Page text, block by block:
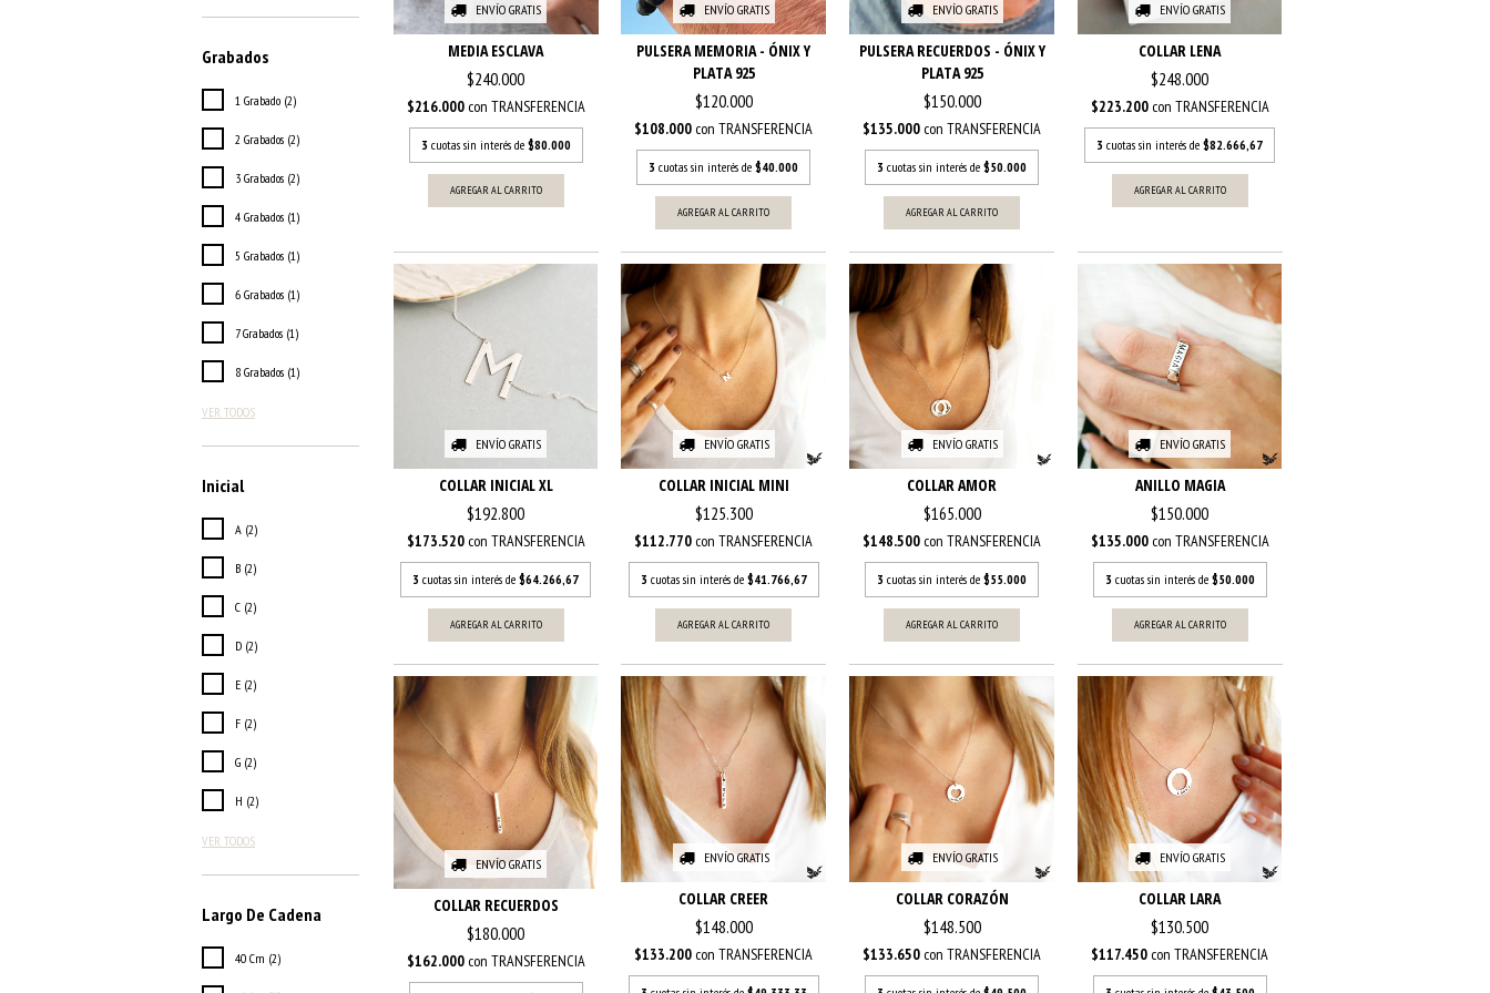
Grabados
1 Grabado (2)
2 Grabados (2)
3 Grabados (2)
4 Grabados (1)
5 Grabados (1)
6 Grabados (1)
7 Grabados (1)
8 Grabados (1)
VER TODOS
Inicial
A (2)
B (2)
C (2)
D (2)
E (2)
F (2)
G (2)
H (2)
VER TODOS
Largo De Cadena
40 Cm (2)
ENVÍO GRATIS
MEDIA ESCLAVA
$240.000
$216.000 con TRANSFERENCIA
3 cuotas sin interés de $80.000
AGREGAR AL CARRITO
ENVÍO GRATIS
PULSERA MEMORIA - ÓNIX Y
PLATA 925
$120.000
$108.000 con TRANSFERENCIA
3 cuotas sin interés de$40.000
AGREGAR AL CARRITO
ENVÍO GRATIS
PULSERA RECUERDOS - ÓNIX Y
PLATA 925
$150.000
$135.000 con TRANSFERENCIA
3 cuotas sin interés de$50.000
AGREGAR AL CARRITO
ENVÍO GRATIS
COLLAR LENA
$248.000
$223.200 con TRANSFERENCIA
3 cuotas sin interés de$82.666,67
AGREGAR AL CARRITO
ENVÍO GRATIS
COLLAR INICIAL XL
$192.800
$173.520 con TRANSFERENCIA
3 cuotas sin interés de$64.266,67
AGREGAR AL CARRITO
ENVÍO GRATIS
COLLAR INICIAL MINI
$125.300
$112.770 con TRANSFERENCIA
3 cuotas sin interés de $41.766,67
AGREGAR AL CARRITO
ENVÍO GRATIS
COLLAR AMOR
$165.000
$148.500 con TRANSFERENCIA
3 cuotas sin interés de$55.000
AGREGAR AL CARRITO
ENVÍO GRATIS
ANILLO MAGIA
$150.000
$135.000 con TRANSFERENCIA
3 cuotas sin interés de $50.000
AGREGAR AL CARRITO
ENVÍO GRATIS
COLLAR RECUERDOS
$180.000
$162.000 con TRANSFERENCIA
ENVÍO GRATIS
COLLAR CREER
$148.000
$133.200 con TRANSFERENCIA
ENVÍO GRATIS
COLLAR CORAZÓN
$148.500
$133.650 con TRANSFERENCIA
ENVÍO GRATIS
COLLAR LARA
$130.500
$117.450 con TRANSFERENCIA